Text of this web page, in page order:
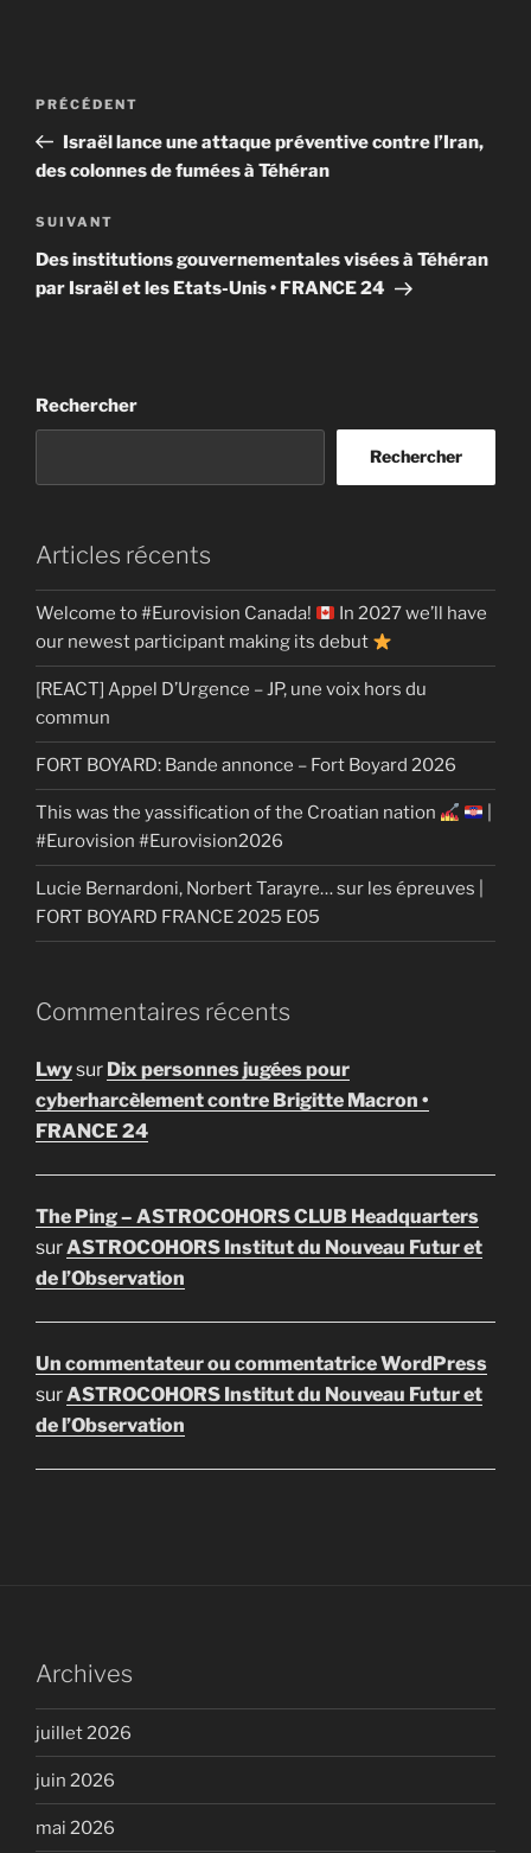
Navigation
l’article
Article
précédent
PRÉCÉDENT
Israël lance une attaque préventive contre l’Iran,
des colonnes de fumées à Téhéran
Article
suivant
SUIVANT
Des institutions gouvernementales visées à Téhéran
par Israël et les Etats-Unis • FRANCE 24
Rechercher
Rechercher
Articles récents
Welcome to #Eurovision Canada!
In 2027 we’ll have
our newest participant making its debut
[REACT] Appel D’Urgence – JP, une voix hors du
commun
FORT BOYARD: Bande annonce – Fort Boyard 2026
This was the yassification of the Croatian nation
#Eurovision #Eurovision2026
Lucie Bernardoni, Norbert Tarayre… sur les épreuves |
FORT BOYARD FRANCE 2025 E05
Commentaires récents
Lwysur Dix personnes jugées pour
cyberharcèlement contre Brigitte Macron •
FRANCE 24
The Ping – ASTROCOHORS CLUB Headquarters
surASTROCOHORS Institut du Nouveau Futur et
de l’Observation
Un commentateur ou commentatrice WordPress
surASTROCOHORS Institut du Nouveau Futur et
de l’Observation
Archives
juillet 2026
juin 2026
mai 2026